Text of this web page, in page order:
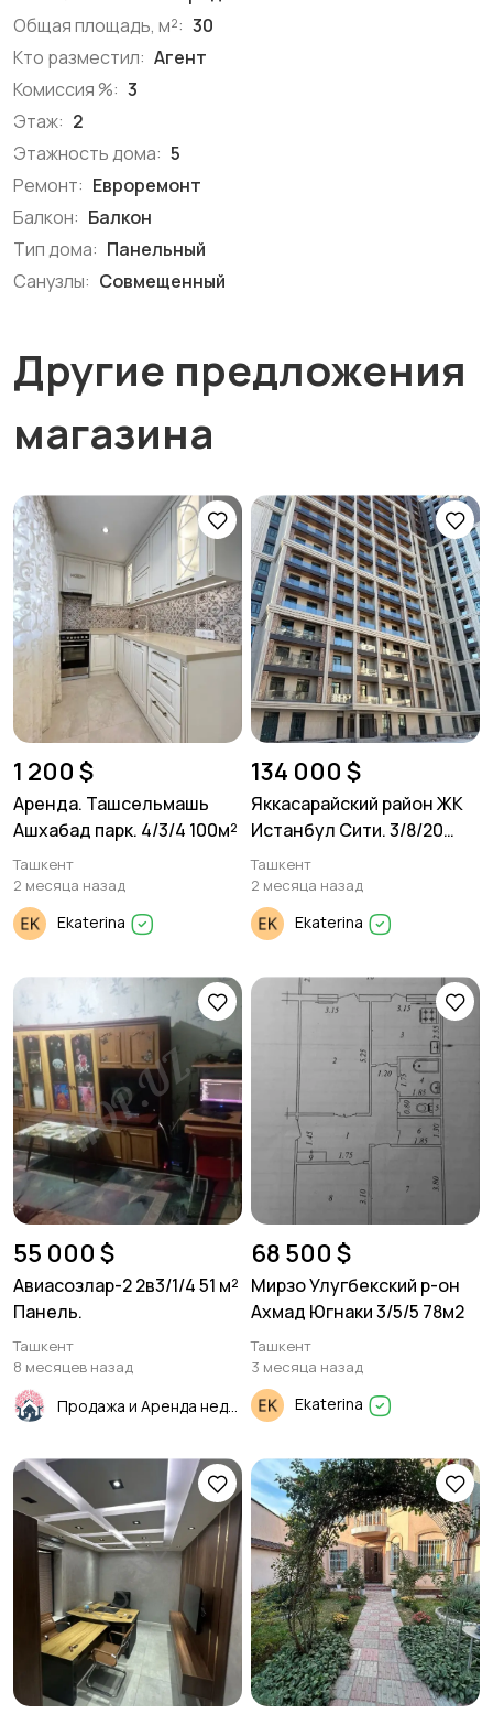
Общая площадь, м²: 30
Кто разместил: Агент
Комиссия %: 3
Этаж: 2
Этажность дома: 5
Ремонт: Евроремонт
Балкон: Балкон
Тип дома: Панельный
Санузлы: Совмещенный
Другие предложения
магазина
1 200 $
Аренда. Ташсельмашь
Ашхабад парк. 4/3/4 100м²
Ташкент
2 месяца назад
Ekaterina
134 000 $
Яккасарайский район ЖК
Истанбул Сити. 3/8/20
56м²
Ташкент
2 месяца назад
Ekaterina
55 000 $
Авиасозлар-2 2в3/1/4 51 м²
Панель.
Ташкент
8 месяцев назад
68 500 $
Мирзо Улугбекский р-он
Ахмад Югнаки 3/5/5 78м2
Ташкент
3 месяца назад
Ekaterina